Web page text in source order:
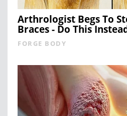
Arthrologist Begs To
Braces - Do This
FORGE BODY